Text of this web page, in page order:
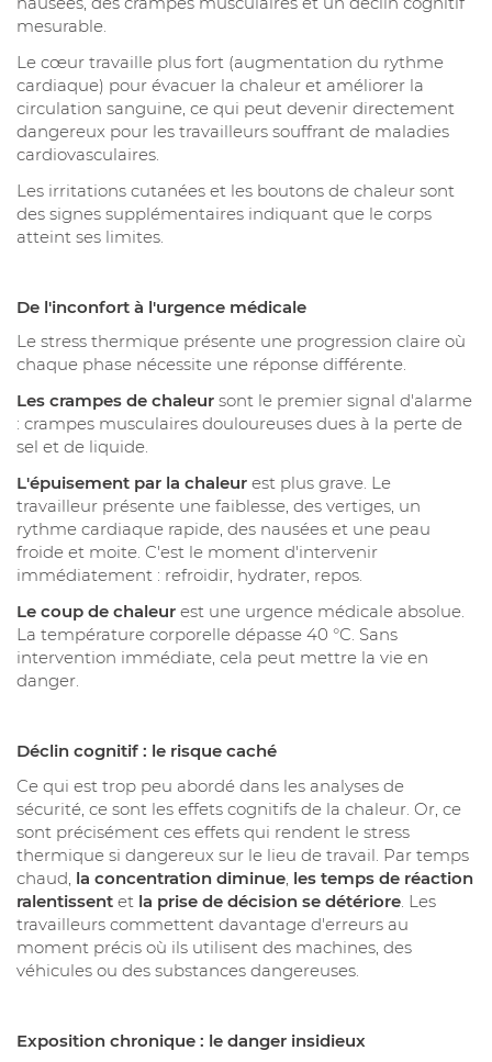
mesurable.
Le cœur travaille plus fort (augmentation du rythme
cardiaque) pour évacuer la chaleur et améliorer la
circulation sanguine, ce qui peut devenir directement
dangereux pour les travailleurs souffrant de maladies
cardiovasculaires.
Les irritations cutanées et les boutons de chaleur sont
des signes supplémentaires indiquant que le corps
atteint ses limites.
De l'inconfort à l'urgence médicale
Le stress thermique présente une progression claire où
chaque phase nécessite une réponse différente.
Les crampes de chaleur sont le premier signal d'alarme
: crampes musculaires douloureuses dues à la perte de
sel et de liquide.
L'épuisement par la chaleur est plus grave. Le
travailleur présente une faiblesse, des vertiges, un
rythme cardiaque rapide, des nausées et une peau
froide et moite. C'est le moment d'intervenir
immédiatement : refroidir, hydrater, repos.
Le coup de chaleur est une urgence médicale absolue.
La température corporelle dépasse 40 °C. Sans
intervention immédiate, cela peut mettre la vie en
danger.
Déclin cognitif : le risque caché
Ce qui est trop peu abordé dans les analyses de
sécurité, ce sont les effets cognitifs de la chaleur. Or, ce
sont précisément ces effets qui rendent le stress
thermique si dangereux sur le lieu de travail. Par temps
chaud, la concentration diminue les temps de réaction
ralentissent et la prise de décision se détériore . Les
travailleurs commettent davantage d'erreurs au
moment précis où ils utilisent des machines, des
véhicules ou des substances dangereuses.
Exposition chronique : le danger insidieux